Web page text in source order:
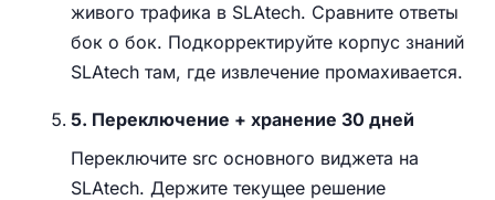
живого трафика в SLAtech. Сравните ответы
бок о бок. Подкорректируйте корпус знаний
SLAtech там, где извлечение промахивается.
5. Переключение + хранение 30 дней
Переключите src основного виджета на
SLAtech. Держите текущее решение